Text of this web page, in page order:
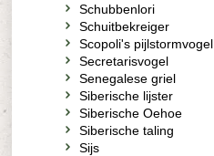
Schubbenlori
Schuitbekreiger
Scopoli's pijlstormvogel
Secretarisvogel
Senegalese griel
Siberische lijster
Siberische Oehoe
Siberische taling
Sijs